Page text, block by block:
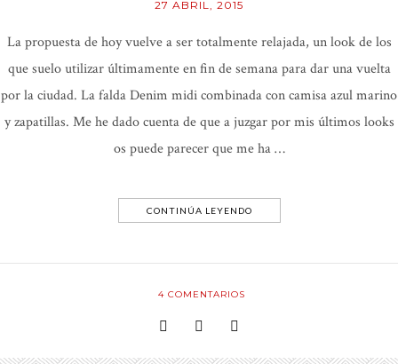
27 ABRIL, 2015
La propuesta de hoy vuelve a ser totalmente relajada, un look de los
que suelo utilizar últimamente en fin de semana para dar una vuelta
por la ciudad. La falda Denim midi combinada con camisa azul marino
y zapatillas. Me he dado cuenta de que a juzgar por mis últimos looks
os puede parecer que me ha …
CONTINÚA LEYENDO
4COMENTARIOS